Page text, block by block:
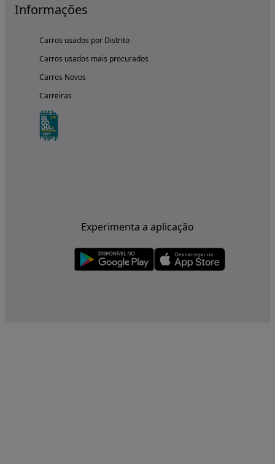
Informações
Carros usados por Distrito
Carros usados mais procurados
Carros Novos
Carreiras
Experimenta a aplicação